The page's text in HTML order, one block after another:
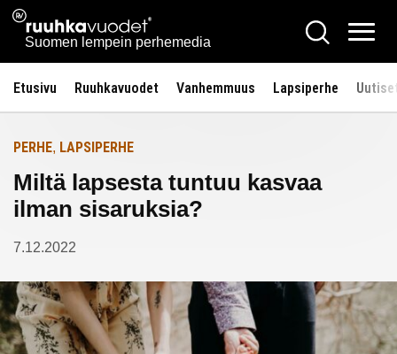
Siirry
sisältöön
Ruuhkavuodet.fi
Suomen lempein perhemedia
Hae
Etusivu Ruuhkavuodet Vanhemmuus Lapsiperhe
Etusivulle
PERHE, LAPSIPERHE
Miltä lapsesta tuntuu kasvaa
ilman sisaruksia?
7.12.2022